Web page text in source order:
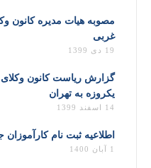
مصوبه هیات مدیره کانون
غربی
19 دی 1399
گزارش ریاست کانون
یکروزه به تهران
14 اسفند 1399
اطلاعیه ثبت نام کارآموزان
1 آبان 1400